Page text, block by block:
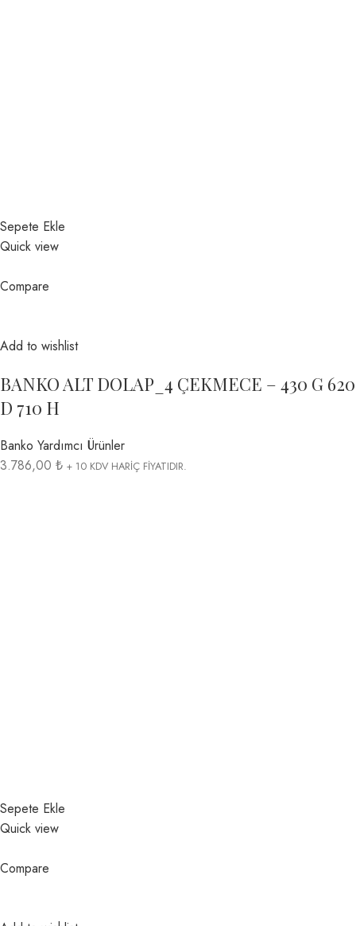
Sepete Ekle
Quick view
Compare
Add to wishlist
BANKO ALT DOLAP_4 ÇEKMECE – 430 G 620
D 710 H
Banko Yardımcı Ürünler
3.786,00 ₺ + 10 KDV HARİÇ FİYATIDIR.
Sepete Ekle
Quick view
Compare